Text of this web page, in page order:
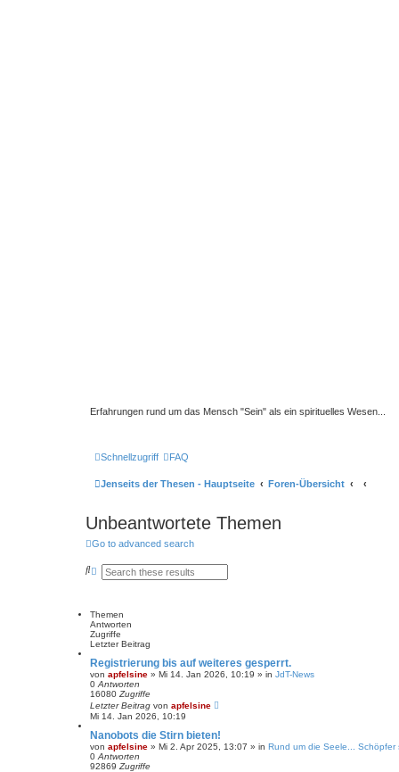
Erfahrungen rund um das Mensch "Sein" als ein spirituelles Wesen...
Schnellzugriff FAQ
Jenseits der Thesen - Hauptseite Foren-Übersicht
Unbeantwortete Themen
Go to advanced search
S
e
E
i
t
e
r
e
S
u
c
h
e
Themen
Antworten
Zugriffe
Letzter Beitrag
Registrierung bis auf weiteres gesperrt.
von apfelsine » Mi 14. Jan 2026, 10:19 » in JdT-News
0 Antworten
16080 Zugriffe
Letzter Beitrag von apfelsine
Mi 14. Jan 2026, 10:19
Nanobots die Stirn bieten!
von apfelsine » Mi 2. Apr 2025, 13:07 » in Rund um die Seele... Schöpfer
0 Antworten
92869 Zugriffe